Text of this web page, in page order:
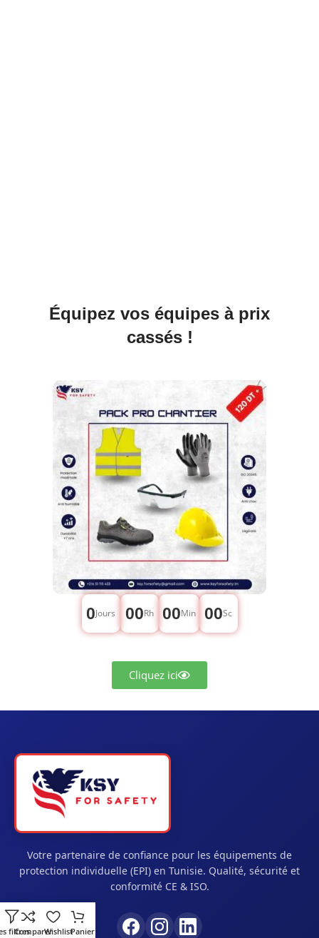
Équipez vos équipes à prix
cassés !
0Jours 00Rh 00Min 00Sc
Cliquez ici
filtres
ComparerWishlistPanier
Votre partenaire de confiance pour les équipements de
protection individuelle (EPI) en Tunisie. Qualité, sécurité et
conformité CE & ISO.